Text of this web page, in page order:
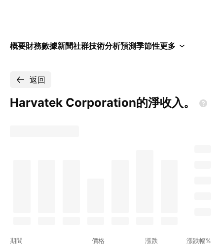
概要財務數據新聞社群技術分析預測季節性更多
返回
Harvatek Corporation的淨收入。
期間 價格 漲跌 漲跌幅%